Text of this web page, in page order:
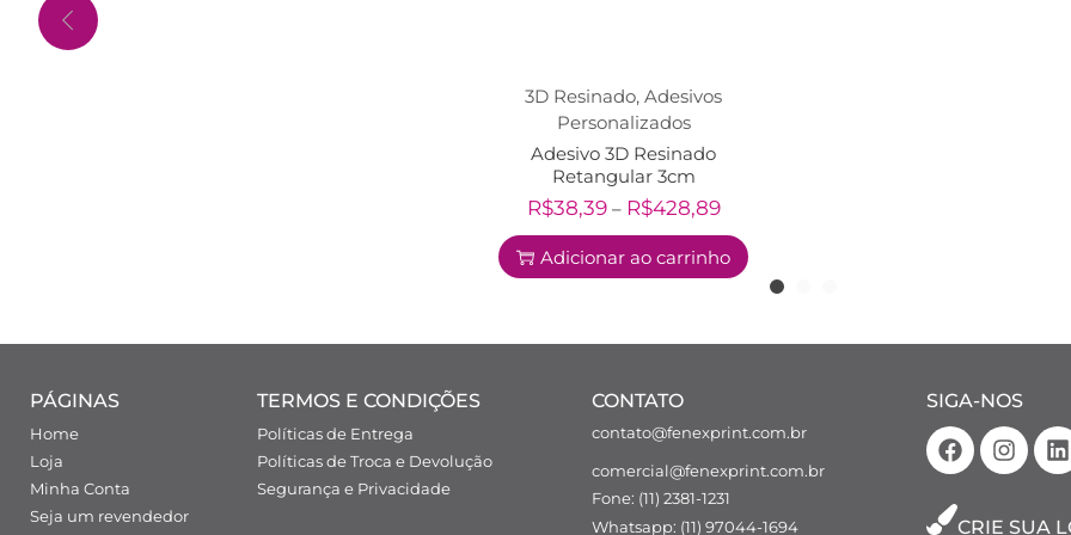
3D Resinado,Adesivos
Personalizados
Adesivo 3D Resinado
Retangular 3cm
R$38,39 – R$428,89
Adicionar ao carrinho
PÁGINAS
Home
Loja
Minha Conta
Seja um revendedor
TERMOS E CONDIÇÕES
Políticas de Entrega
Políticas de Troca e Devolução
Segurança e Privacidade
CONTATO
contato@fenexprint.com.br
comercial@fenexprint.com.br
Fone: (11) 2381-1231
Whatsapp: (11) 97044-1694
SIGA-NOS
CRIE SUA